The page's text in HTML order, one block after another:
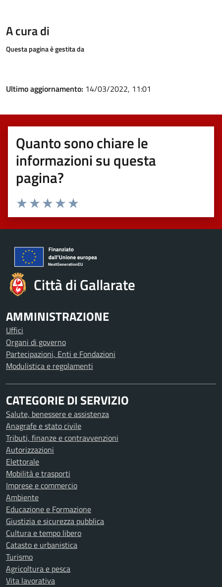
A cura di
Questa pagina è gestita da
Ultimo aggiornamento: 14/03/2022, 11:01
Quanto sono chiare le
informazioni su questa
pagina?
Valuta 5 stelle su 5
Valuta 4 stelle su 5
Valuta 3 stelle su 5
Valuta 2 stelle su 5
Valuta 1 stelle su 5
Città di Gallarate
AMMINISTRAZIONE
Uffici
Organi di governo
Partecipazioni, Enti e Fondazioni
Modulistica e regolamenti
CATEGORIE DI SERVIZIO
Salute, benessere e assistenza
Anagrafe e stato civile
Tributi, finanze e contravvenzioni
Autorizzazioni
Elettorale
Mobilità e trasporti
Imprese e commercio
Ambiente
Educazione e Formazione
Giustizia e sicurezza pubblica
Cultura e tempo libero
Catasto e urbanistica
Turismo
Agricoltura e pesca
Vita lavorativa